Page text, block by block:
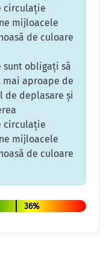
circulaţie
mijloacele
de culoare
sunt obligaţi să
mai aproape de
de deplasare şi
circulaţie
mijloacele
de culoare
36%